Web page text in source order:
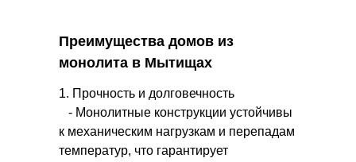
Преимущества домов из
монолита в Мытищах
1. Прочность и долговечность
- Монолитные конструкции устойчивы
к механическим нагрузкам и перепадам
температур, что гарантирует